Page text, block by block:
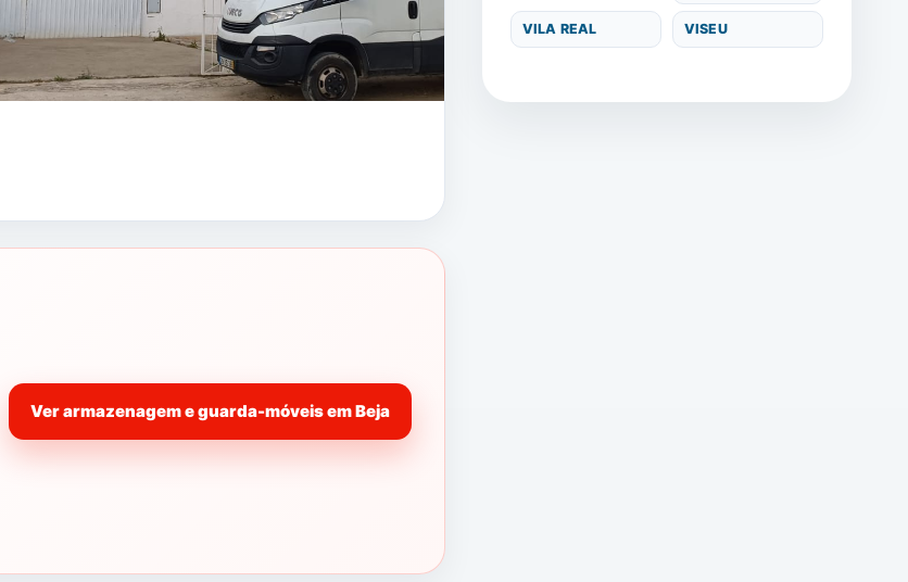
Ver armazenagem e guarda-móveis em Beja
VILA REAL VISEU